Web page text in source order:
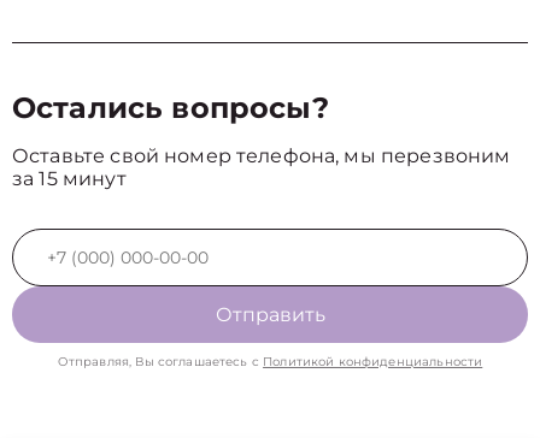
Остались вопросы?
Оставьте свой номер телефона, мы перезвоним
за 15 минут
Отправить
Отправляя, Вы соглашаетесь с Политикой конфиденциальности